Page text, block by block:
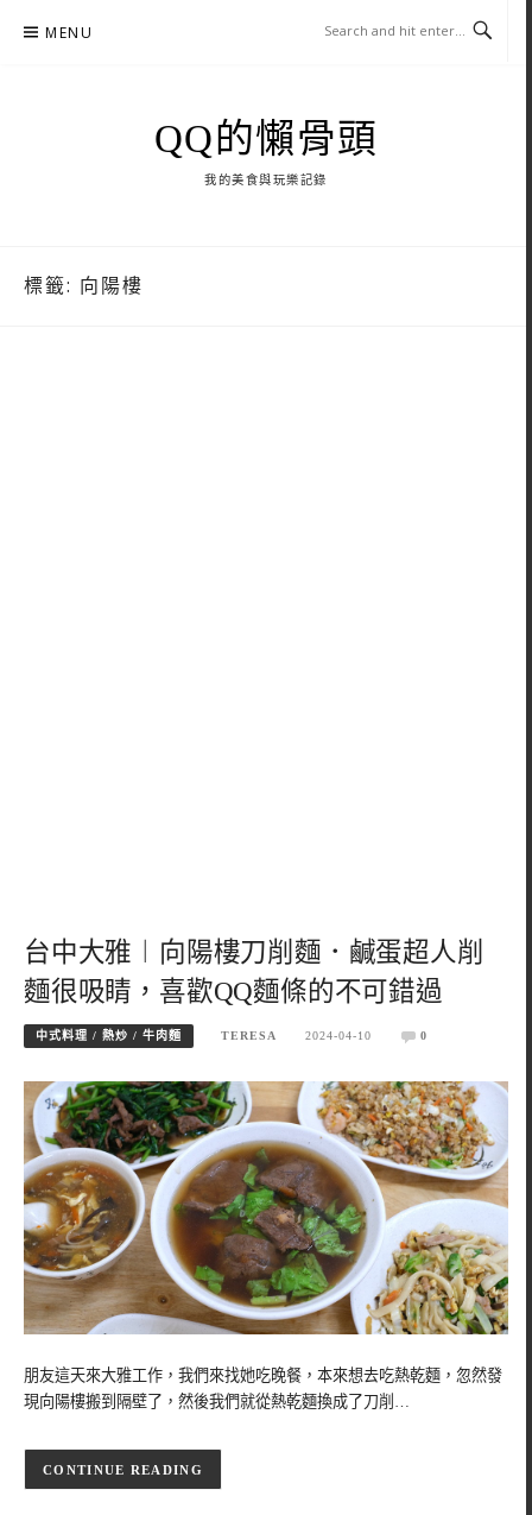
MENU
QQ的懶骨頭
我的美食與玩樂記錄
標籤: 向陽樓
台中大雅︱向陽樓刀削麵．鹹蛋超人削
麵很吸睛，喜歡QQ麵條的不可錯過
中式料理 / 熱炒 / 牛肉麵 TERESA 2024-04-10 0
朋友這天來大雅工作，我們來找她吃晚餐，本來想去吃熱乾麵，忽然發
現向陽樓搬到隔壁了，然後我們就從熱乾麵換成了刀削…
CONTINUE READING